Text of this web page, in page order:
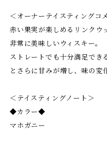
＜オーナーテイスティングコ
赤い果実が楽しめるリンクウ
非常に美味しいウィスキー。
ストレートでも十分満足でき
とさらに甘みが増し、味の変
＜テイスティングノート＞
◆カラー◆
マホガニー